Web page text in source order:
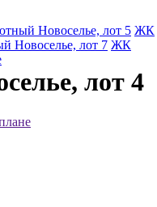
Новоселье, лот 5 ЖК
Новоселье, лот 7 ЖК
лот 4